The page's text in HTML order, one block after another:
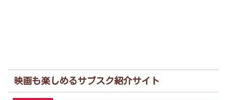
映画も楽しめるサブスク紹介サイト